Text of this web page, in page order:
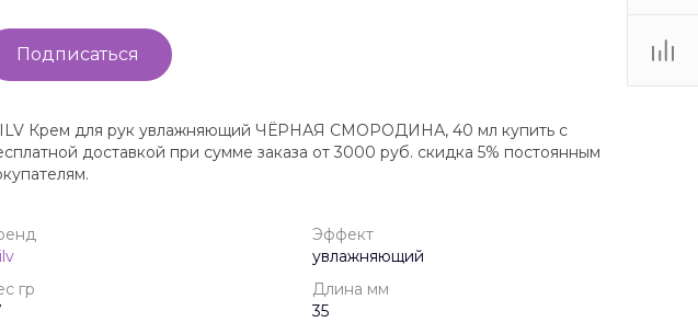
Подписаться
Крем для рук увлажняющий ЧЁРНАЯ СМОРОДИНА, 40 мл купить с
доставкой при сумме заказа от 3000 руб. скидка 5% постоянным
Эффект
увлажняющий
гр
Длина мм
35